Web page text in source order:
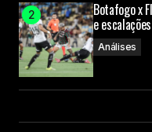
Botafogo x
e
Análises